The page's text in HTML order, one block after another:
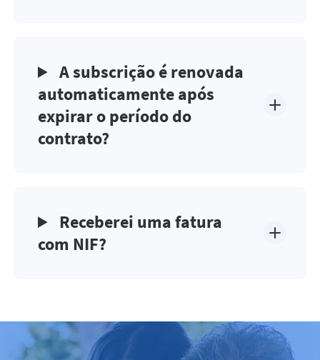
A subscrição é renovada
automaticamente após
expirar o período do
contrato?
Receberei uma fatura
com NIF?